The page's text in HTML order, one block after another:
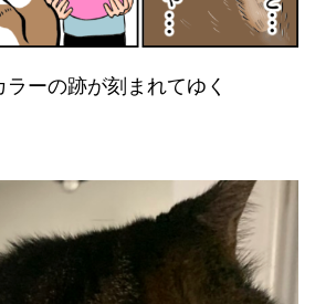
ラーの跡が刻まれてゆく